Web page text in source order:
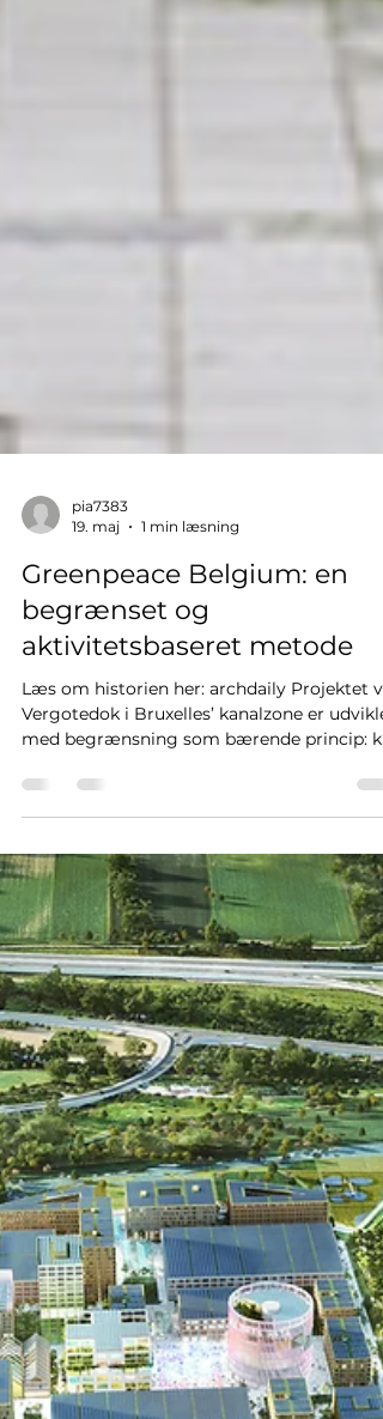
19. maj
1 min læsning
Greenpeace Belgium: en
begrænset og
aktivitetsbaseret metode
Læs om historien her: archdaily Projektet
med begrænsning som bærende princip:
historiske byhuse ud mod gaden over
lagerbygninger og små-industri i
baggårdene. Tegnestuen archipelago og
Greenpeace gik igang indefra. Man
undersøgte, hvad det aktivitetsbaserede
arbejdsmiljø egentlig skulle bestå af? Man
kortlagde store og små møder, uformelle
møde